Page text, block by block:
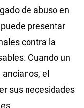
de abuso en
presentar
contra la
Cuando un
ancianos, el
sus necesidades